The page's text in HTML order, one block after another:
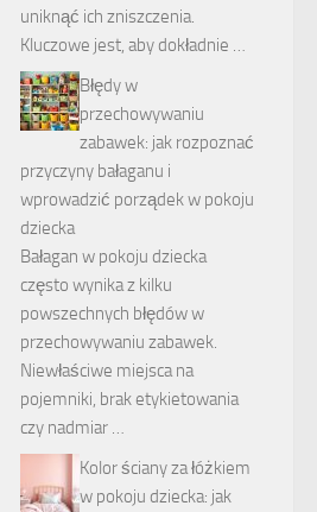
uniknąć ich zniszczenia.
Kluczowe jest, aby dokładnie …
Błędy w
przechowywaniu
zabawek: jak rozpoznać
przyczyny bałaganu i
wprowadzić porządek w pokoju
dziecka
Bałagan w pokoju dziecka
często wynika z kilku
powszechnych błędów w
przechowywaniu zabawek.
Niewłaściwe miejsca na
pojemniki, brak etykietowania
czy nadmiar …
Kolor ściany za łóżkiem
w pokoju dziecka: jak